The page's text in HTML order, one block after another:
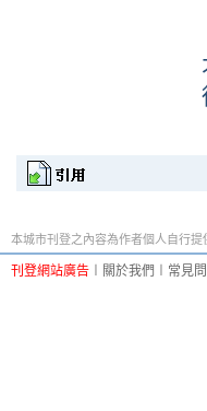
本城市刊登之內容為作者個人自行提
刊登網站廣告 關於我們 常見